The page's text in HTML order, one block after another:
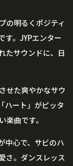
の明るくポジティ
す。JYPエンター
たサウンドに、日
せた爽やかなサウ
ハート」がピッタ
楽曲です。
中心で、サビのハ
さ。ダンスレッス